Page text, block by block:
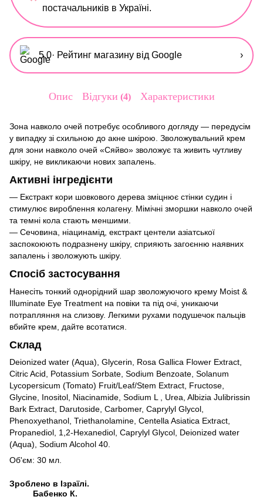
постачальників в Україні.
5,0· Рейтинг магазину від Google ›
Опис Відгуки 4 Характеристики
Зона навколо очей потребує особливого догляду — передусім
у випадку зі схильною до акне шкірою. Зволожувальний крем
для зони навколо очей «Сяйво» зволожує та живить чутливу
шкіру, не викликаючи нових запалень.
Активні інгредієнти
— Екстракт кори шовкового дерева зміцнює стінки судин і
стимулює вироблення колагену. Мімічні зморшки навколо очей
та темні кола стають меншими.
— Сечовина, ніацинамід, екстракт центели азіатської
заспокоюють подразнену шкіру, сприяють загоєнню наявних
запалень і зволожують шкіру.
Спосіб застосування
Нанесіть тонкий однорідний шар зволожуючого крему Moist &
Illuminate Eye Treatment на повіки та під очі, уникаючи
потрапляння на слизову. Легкими рухами подушечок пальців
вбийте крем, дайте всотатися.
Склад
Deionized water (Aqua), Glycerin, Rosa Gallica Flower Extract,
Citric Acid, Potassium Sorbate, Sodium Benzoate, Solanum
Lycopersicum (Tomato) Fruit/Leaf/Stem Extract, Fructose,
Glycine, Inositol, Niacinamide, Sodium L , Urea, Albizia Julibrissin
Bark Extract, Darutoside, Carbomer, Caprylyl Glycol,
Phenoxyethanol, Triethanolamine, Centella Asiatica Extract,
Propanediol, 1,2-Hexanediol, Caprylyl Glycol, Deionized water
(Aqua), Sodium Alcohol 40.
Об'єм: 30 мл.
Зроблено в Ізраїлі.
Бабенко К.